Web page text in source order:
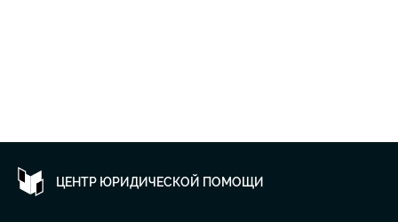
ЦЕНТР ЮРИДИЧЕСКОЙ ПОМОЩИ